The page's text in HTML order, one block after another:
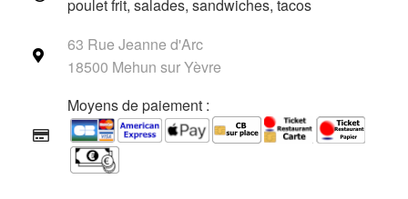
poulet frit, salades, sandwiches, tacos
63 Rue Jeanne d'Arc
18500 Mehun sur Yèvre
Moyens de paiement :